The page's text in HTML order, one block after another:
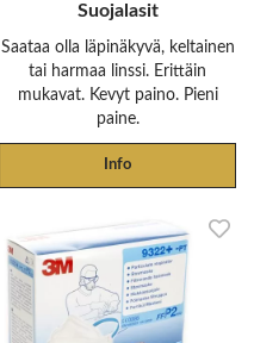
Suojalasit
Saataa olla läpinäkyvä, keltainen
tai harmaa linssi. Erittäin
mukavat. Kevyt paino. Pieni
paine.
Info